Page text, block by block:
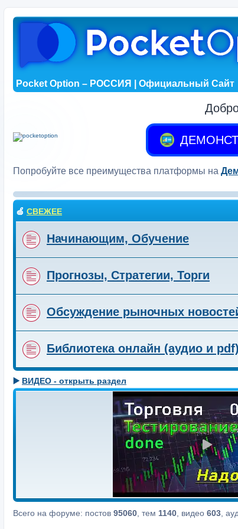
Pocket Option – РОССИЯ | Официальный Сайт
Попробуйте все преимущества платформы на
🍏 СВЕЖЕЕ
Начинающим, Обучение
Прогнозы, Стратегии, Торги
Обсуждение рыночных
Библиотека онлайн (аудио и pdf)
▶️ ВИДЕО - открыть раздел
Всего на форуме: постов 95060 , тем 1140 , видео 603 ,